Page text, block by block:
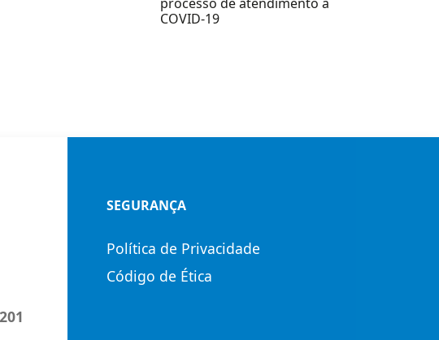
COVID-19
SEGURANÇA
Política de Privacidade
Código de Ética